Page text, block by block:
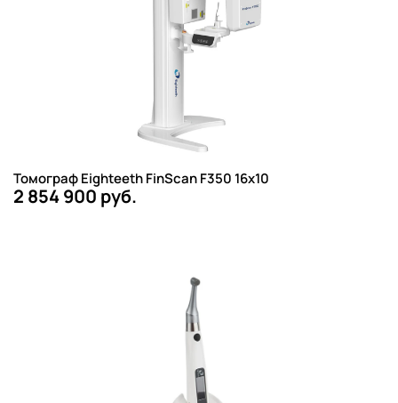
Томограф Eighteeth FinScan F350 16x10
2 854 900 руб.